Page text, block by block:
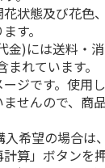
状態及び花色
す。
)には送料・
れています。
ジです。使用
せんので、商
希望の場合は
算」ボタンを